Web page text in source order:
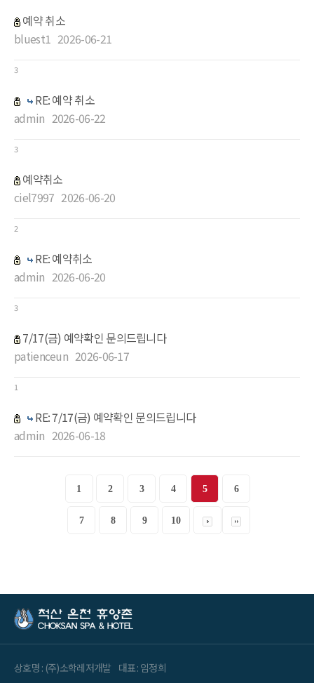
예약 취소
bluest1 2026-06-21
3
RE: 예약 취소
admin 2026-06-22
3
예약취소
ciel7997 2026-06-20
2
RE: 예약취소
admin 2026-06-20
3
7/17(금) 예약확인 문의드립니다
patienceun 2026-06-17
1
RE: 7/17(금) 예약확인 문의드립니다
admin 2026-06-18
1 2 3 4 5 6
7 8 9 10
상호명 : (주)소학레저개발 대표 : 임정희